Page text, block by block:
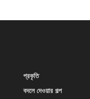
প্রকৃতি
বদলে দেওয়ার গল্প